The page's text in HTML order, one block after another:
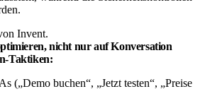
Invent.
nicht nur auf Konversation
Taktiken:
(„Demo buchen“, „Jetzt testen“, „Preise